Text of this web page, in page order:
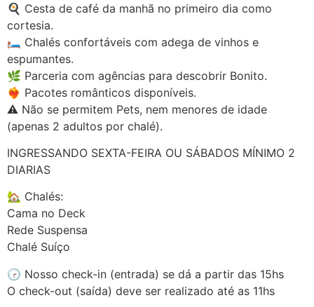
🍳 Cesta de café da manhã no primeiro dia como
cortesia.
🛏️ Chalés confortáveis com adega de vinhos e
espumantes.
🌿 Parceria com agências para descobrir Bonito.
❤️‍🔥 Pacotes românticos disponíveis.
⚠️ Não se permitem Pets, nem menores de idade
(apenas 2 adultos por chalé).
INGRESSANDO SEXTA-FEIRA OU SÁBADOS MÍNIMO 2
DIARIAS
🏡 Chalés:
Cama no Deck
Rede Suspensa
Chalé Suíço
🕝 Nosso check-in (entrada) se dá a partir das 15hs
O check-out (saída) deve ser realizado até as 11hs